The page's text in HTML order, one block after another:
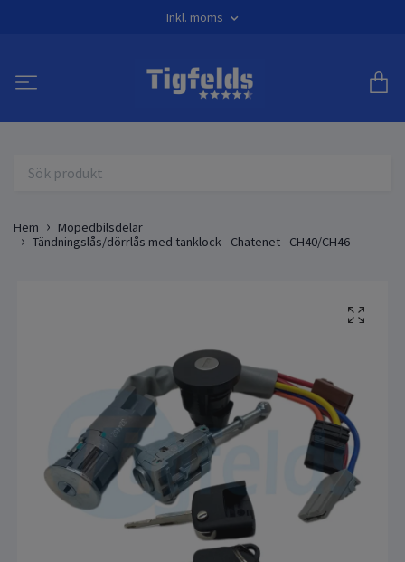
Inkl. moms
Hem
Mopedbilsdelar
Tändningslås/dörrlås med tanklock - Chatenet - CH40/CH46